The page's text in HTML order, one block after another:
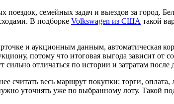
поездок, семейных задач и выездов за город.
В подборке Volkswagen из США такой
и аукционным данным, автоматическая
потому что итоговая выгода зависит от
отличаться по истории и затратам после
считать весь маршрут покупки: торги,
уточнять уже по выбранному лоту. Такой